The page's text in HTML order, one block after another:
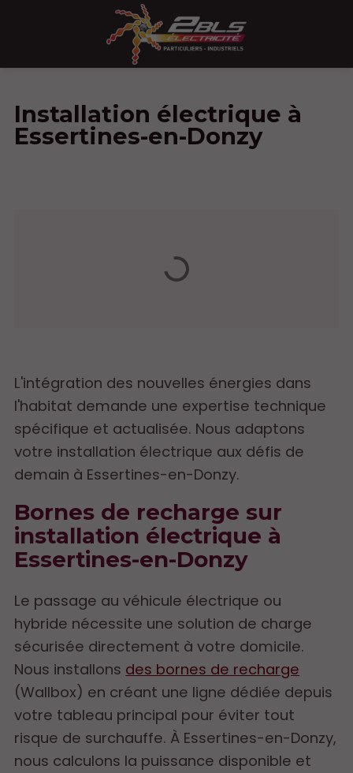
Installation électrique à
Essertines-en-Donzy
L'intégration des nouvelles énergies dans
l'habitat demande une expertise technique
spécifique et actualisée. Nous adaptons
votre installation électrique aux défis de
demain à Essertines-en-Donzy.
Bornes de recharge sur
installation électrique à
Essertines-en-Donzy
Le passage au véhicule électrique ou
hybride nécessite une solution de charge
sécurisée directement à votre domicile.
Nous installons des bornes de recharge
(Wallbox) en créant une ligne dédiée depuis
votre tableau principal pour éviter tout
risque de surchauffe. À Essertines-en-Donzy,
nous calculons la puissance disponible et